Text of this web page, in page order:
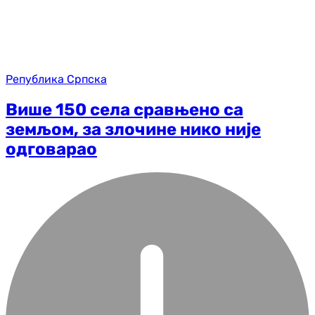
Република Српска
Више 150 села сравњено са
земљом, за злочине нико није
одговарао